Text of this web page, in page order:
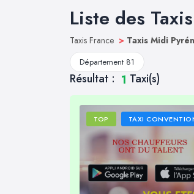
Liste des
Taxis France > Taxis Midi
Département 81
Résultat : 1 Taxi(s)
TOP TAXI